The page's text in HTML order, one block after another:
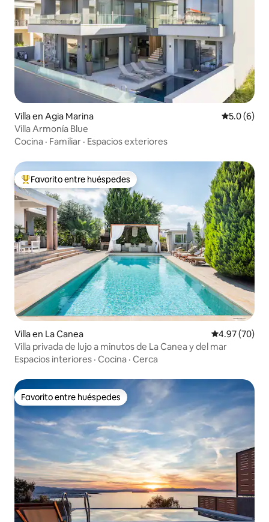
Villa en Agia Marina
5.0 (6)
Villa Armonía Blue
Cocina · Familiar · Espacios exteriores
De los mejores en Favorito entre huéspedes
Favorito entre huéspedes
Villa en La Canea Calificación
4.97 (70)
Villa privada de lujo a minutos de La Canea y del mar
Espacios interiores · Cocina · Cerca
Favorito entre huéspedes
Favorito entre huéspedes